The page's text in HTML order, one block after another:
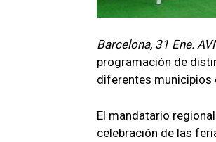
Barcelona, 31 Ene.
programación de
diferentes municipios
El mandatario
celebración de las